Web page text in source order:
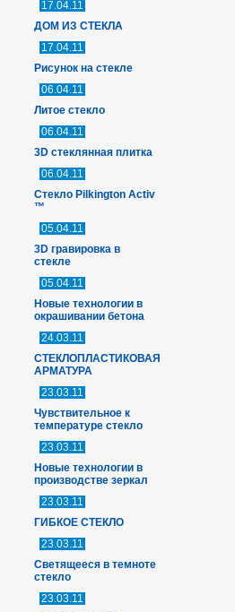
17.04.11
ДОМ ИЗ СТЕКЛА
17.04.11
Рисунок на стекле
06.04.11
Литое стекло
06.04.11
3D стеклянная плитка
06.04.11
Стекло Pilkington Activ
™
05.04.11
3D гравировка в
стекле
05.04.11
Новые технологии в
окрашивании бетона
24.03.11
СТЕКЛОПЛАСТИКОВАЯ
АРМАТУРА
23.03.11
Чувствительное к
температуре стекло
23.03.11
Новые технологии в
производстве зеркал
23.03.11
ГИБКОЕ СТЕКЛО
23.03.11
Светящееся в темноте
стекло
23.03.11